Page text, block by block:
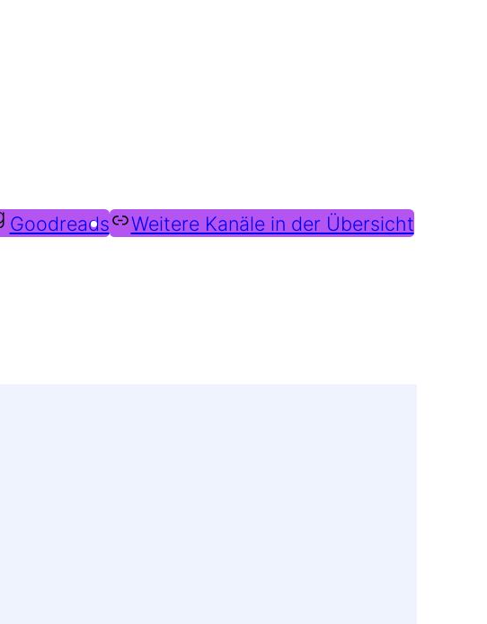
Goodreads Weitere Kanäle in der Übersicht